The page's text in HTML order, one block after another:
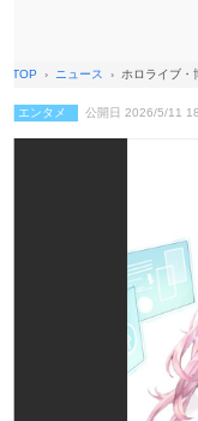
TOP ニュース ホロライブ・
エンタメ 公開日 2026/5/11